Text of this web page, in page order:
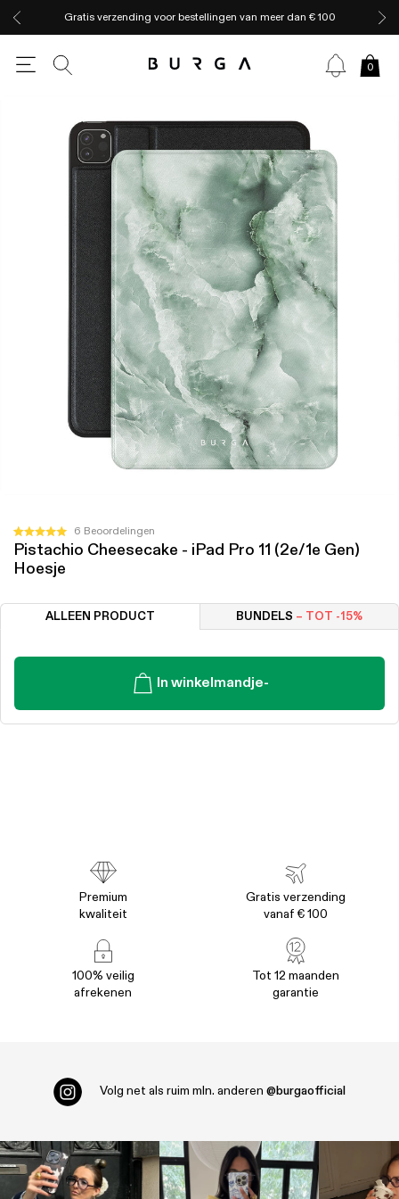
Gratis verzending voor bestellingen van meer dan € 100
0
Beoordeeld
met
5.0
5
sterren
6 Beoordelingen
om
Pistachio Cheesecake - iPad Pro 11 (2e/1e Gen)
Hoesje
ALLEEN PRODUCT BUNDELS – TOT -15%
In winkelmandje-
Premium
kwaliteit
Gratis verzending
vanaf € 100
100% veilig
afrekenen
Tot 12 maanden
garantie
Volg net als ruim mln. anderen @burgaofficial